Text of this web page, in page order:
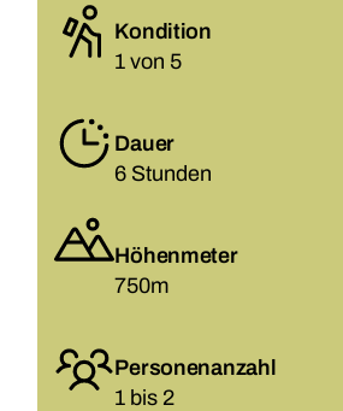
Kondition
1 von 5
Dauer
6 Stunden
Höhenmeter
750m
Personenanzahl
1 bis 2